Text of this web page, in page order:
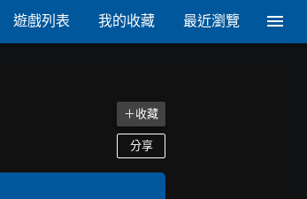
遊戲列表 我的收藏 最近瀏覽
＋收藏
分享